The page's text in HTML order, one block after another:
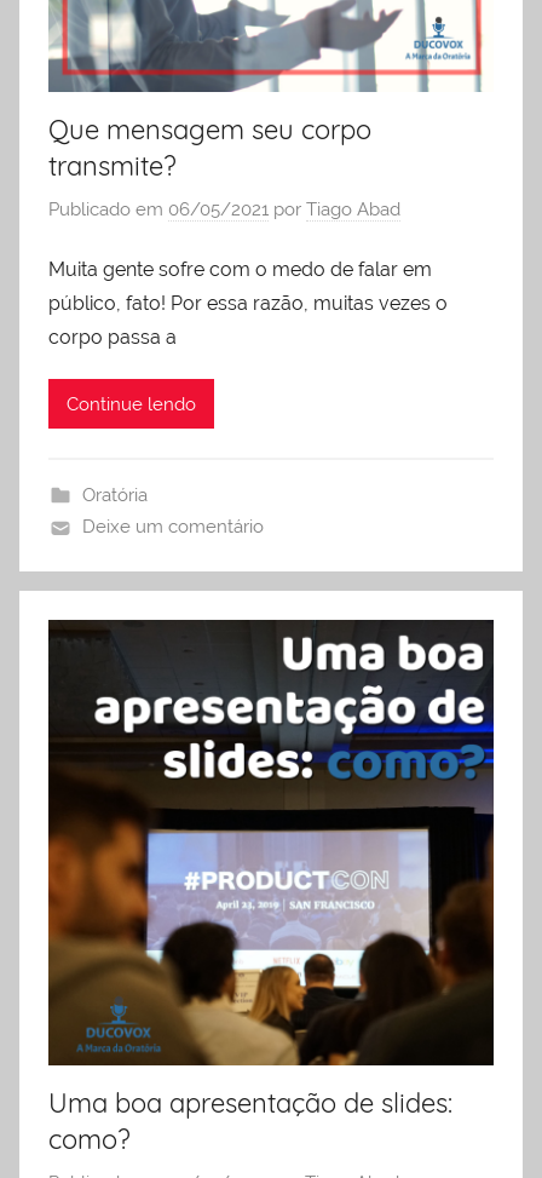
Que mensagem seu corpo
transmite?
Publicado em 06/05/2021 por Tiago Abad
Muita gente sofre com o medo de falar em
público, fato! Por essa razão, muitas vezes o
corpo passa a
Continue lendo
Oratória
Deixe um comentário
Uma boa apresentação de slides:
como?